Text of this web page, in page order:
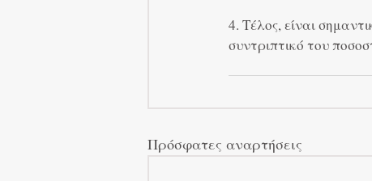
4. Τέλος, είναι
συντριπτικό του
Πρόσφατες αναρτήσεις